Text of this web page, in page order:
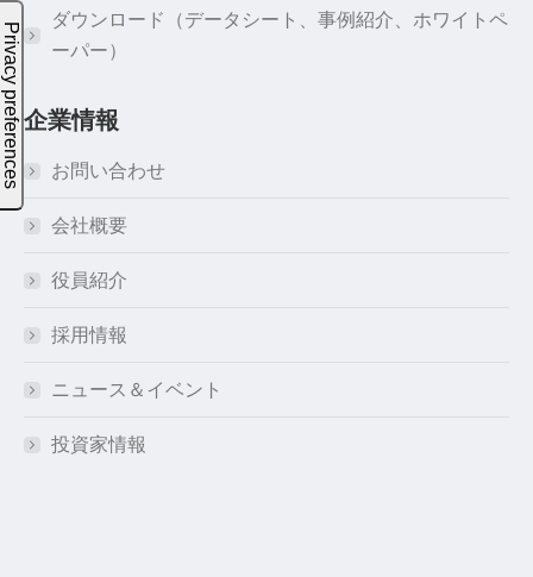
ダウンロード（データシート、事例紹介、ホワイトペ
ーパー）
企業情報
お問い合わせ
会社概要
役員紹介
採用情報
ニュース＆イベント
投資家情報